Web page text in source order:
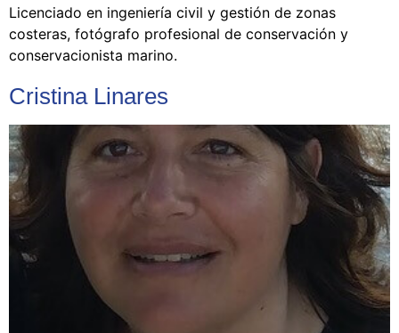
Licenciado en ingeniería civil y gestión de zonas
costeras, fotógrafo profesional de conservación y
conservacionista marino.
Cristina Linares